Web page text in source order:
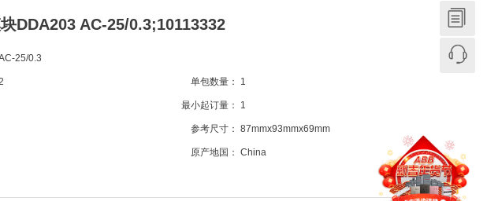
DDA203 AC-25/0.3;10113332
25/0.3
单包数量： 1
最小起订量： 1
参考尺寸： 87mmx93mmx69mm
原产地国： China